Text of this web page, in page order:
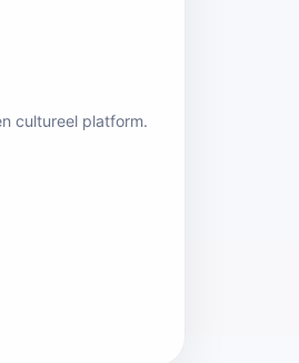
cultureel platform.